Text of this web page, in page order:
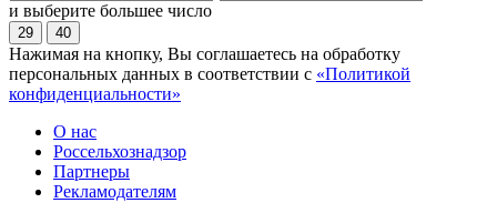
и выберите большее число
29 40
Нажимая на кнопку, Вы соглашаетесь на обработку
персональных данных в соответствии с «Политикой
конфиденциальности»
О нас
Россельхознадзор
Партнеры
Рекламодателям